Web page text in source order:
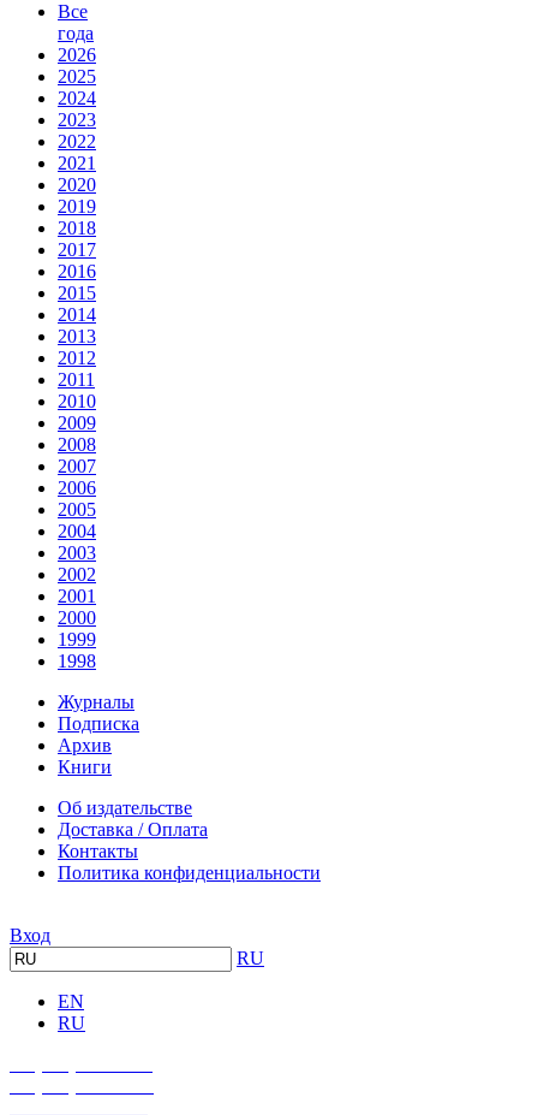
Все
года
2026
2025
2024
2023
2022
2021
2020
2019
2018
2017
2016
2015
2014
2013
2012
2011
2010
2009
2008
2007
2006
2005
2004
2003
2002
2001
2000
1999
1998
Журналы
Подписка
Архив
Книги
Об издательстве
Доставка / Оплата
Контакты
Политика конфиденциальности
Вход
RU
EN
RU